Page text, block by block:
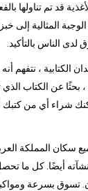
قد تم تناولها
المثالية إلى
الناس بالتأكيد.
الكتابية ، نتفهم
بحثًا عن الكتاب الذي
شراء أي من كتبك
سكان المملكة
أيضًا. كل ما
بسرعة ومواكبة